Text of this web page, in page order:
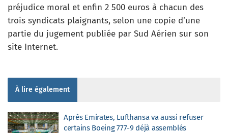
préjudice moral et enfin 2 500 euros à chacun des
trois syndicats plaignants, selon une copie d’une
partie du jugement publiée par Sud Aérien sur son
site Internet.
À lire également
Après Emirates, Lufthansa va aussi refuser
certains Boeing 777-9 déjà assemblés